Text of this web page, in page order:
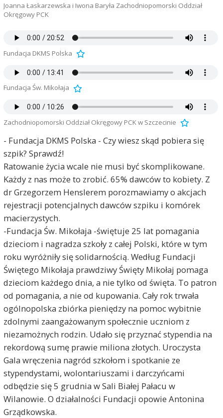
Joanna Łaskarzewska i Iwona Baryła Zachodniopomorski Oddział
Okręgowy PCK
Fundacja DKMS Polska
Fundacja Św. Mikołaja
Zachodniopomorski Oddział Okręgowy PCK w Szczecinie
- Fundacja DKMS Polska - Czy wiesz skąd pobiera się
szpik? Sprawdź!
Ratowanie życia wcale nie musi być skomplikowane.
Każdy z nas może to zrobić. 65% dawców to kobiety. Z
dr Grzegorzem Henslerem porozmawiamy o akcjach
rejestracji potencjalnych dawców szpiku i komórek
macierzystych.
-Fundacja Św. Mikołaja -świętuje 25 lat pomagania
dzieciom i nagradza szkoły z całej Polski, które w tym
roku wyróżniły się solidarnością. Według Fundacji
Świętego Mikołaja prawdziwy Święty Mikołaj pomaga
dzieciom każdego dnia, a nie tylko od święta. To patron
od pomagania, a nie od kupowania. Cały rok trwała
ogólnopolska zbiórka pieniędzy na pomoc wybitnie
zdolnymi zaangażowanym społecznie uczniom z
niezamożnych rodzin. Udało się przyznać stypendia na
rekordową sumę prawie miliona złotych. Uroczysta
Gala wręczenia nagród szkołom i spotkanie ze
stypendystami, wolontariuszami i darczyńcami
odbędzie się 5 grudnia w Sali Białej Pałacu w
Wilanowie. O działalności Fundacji opowie Antonina
Grządkowska.